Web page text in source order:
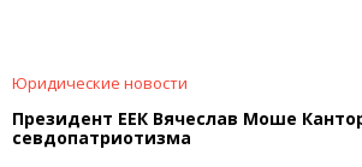
Юридические новости
Президент ЕЕК Вячеслав Моше
севдопатриотизма